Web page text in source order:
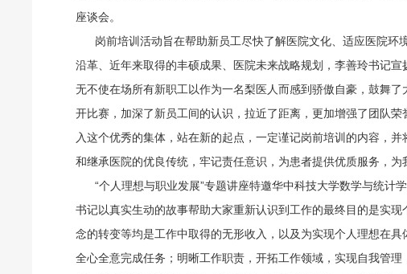
座谈会。
岗前培训活动旨在帮助新员工尽快了解医院文化、适应医院环
沿革、近年来取得的丰硕成果、医院未来战略规划，李善玲书记
无不使在场所有新职工以作为一名梨医人而感到骄傲自豪，鼓舞
开比赛，加深了新员工间的认识，拉近了距离，更加增强了团队
入这个优秀的集体，站在新的起点，一定谨记岗前培训的内容，
和继承医院的优良传统，牢记责任意识，为患者提供优质服务，为
“个人理想与职业发展”专题讲座特邀华中科技大学数学与统计
书记以真实生动的故事帮助大家重新认识到工作的最终目的是实
念的转变等均是工作中取得的无形收入，以及为实现个人理想在
全心全意完成任务；明晰工作职责，开拓工作领域，实现自我管